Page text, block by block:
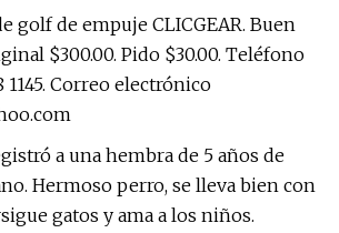
golf de empuje CLICGEAR. Buen
$300.00. Pido $30.00. Teléfono
Correo electrónico
a una hembra de 5 años de
Hermoso perro, se lleva bien con
gatos y ama a los niños.